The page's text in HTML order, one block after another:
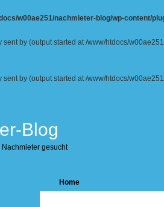
w00ae251/nachmieter-blog/wp-content/
by (output started at /www/htdocs/
by (output started at /www/htdocs/
Blog
gesucht
Home